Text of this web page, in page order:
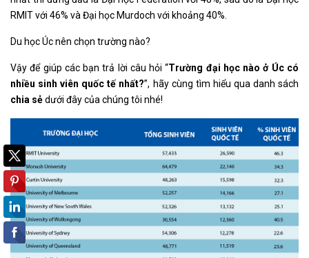
RMIT với 46% và Đại học Murdoch với khoảng 40%.
Du học Úc nên chọn trường nào?
Vậy để giúp các bạn trả lời câu hỏi “Trường đại học nào ở Úc có
nhiều sinh viên quốc tế nhất?”, hãy cùng tìm hiểu qua danh sách
chia sẻdưới đây của chúng tôi nhé!